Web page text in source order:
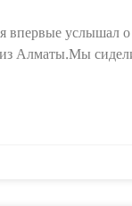
я впервые услышал
Алматы.Мы